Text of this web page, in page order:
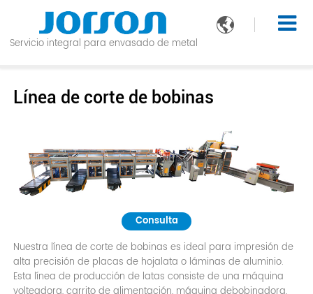

Servicio integral para envasado de metal
Línea de corte de bobinas
Consulta
Nuestra línea de corte de bobinas es ideal para impresión de
alta precisión de placas de hojalata o láminas de aluminio.
Esta línea de producción de latas consiste de una máquina